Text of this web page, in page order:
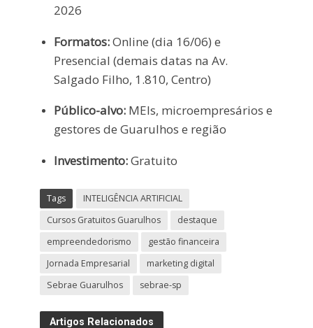
2026
Formatos:Online (dia 16/06) e
Presencial (demais datas na Av.
Salgado Filho, 1.810, Centro)
Público-alvo:MEIs, microempresários e
gestores de Guarulhos e região
Investimento:Gratuito
Tags
INTELIGÊNCIA ARTIFICIAL
Cursos Gratuitos Guarulhos
destaque
empreendedorismo
gestão financeira
Jornada Empresarial
marketing digital
Sebrae Guarulhos
sebrae-sp
Artigos Relacionados